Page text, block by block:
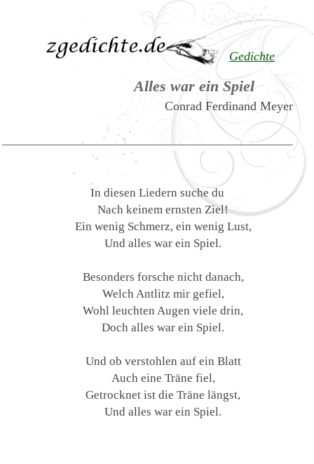
Gedichte
Alles war ein Spiel
Conrad Ferdinand Meyer
In diesen Liedern suche du
Nach keinem ernsten Ziel!
Ein wenig Schmerz, ein wenig Lust,
Und alles war ein Spiel.
Besonders forsche nicht danach,
Welch Antlitz mir gefiel,
Wohl leuchten Augen viele drin,
Doch alles war ein Spiel.
Und ob verstohlen auf ein Blatt
Auch eine Träne fiel,
Getrocknet ist die Träne längst,
Und alles war ein Spiel.